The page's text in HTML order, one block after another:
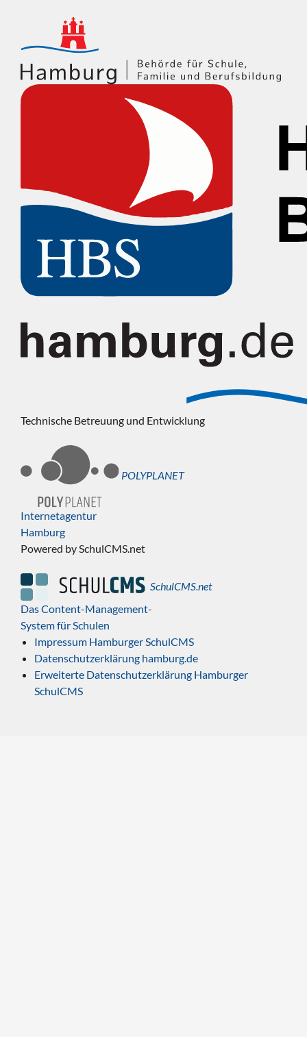
Technische Betreuung und Entwicklung
POLYPLANET
Internetagentur
Hamburg
Powered by SchulCMS.net
SchulCMS.net
Das Content-Management-
System für Schulen
Impressum Hamburger SchulCMS
Datenschutzerklärung hamburg.de
Erweiterte Datenschutzerklärung Hamburger
SchulCMS